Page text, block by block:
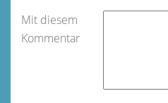
Mit diesem
Kommentar